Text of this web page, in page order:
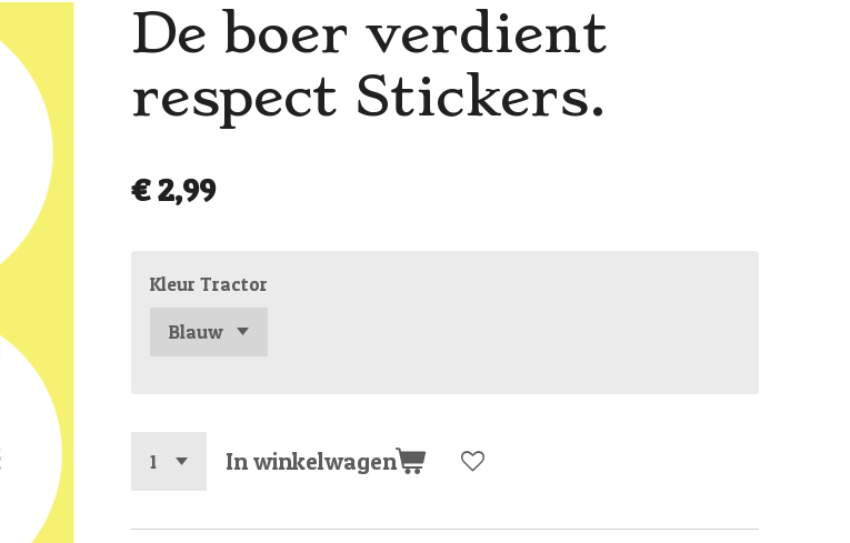
De boer verdient
respect Stickers.
€ 2,99
Kleur Tractor
In winkelwagen